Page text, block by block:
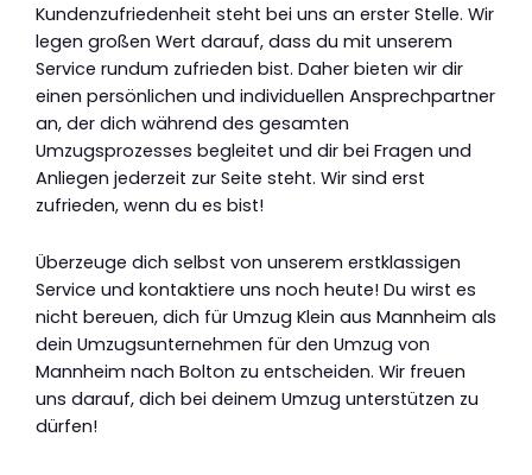
Kundenzufriedenheit steht bei uns an erster Stelle. Wir
legen großen Wert darauf, dass du mit unserem
Service rundum zufrieden bist. Daher bieten wir dir
einen persönlichen und individuellen Ansprechpartner
an, der dich während des gesamten
Umzugsprozesses begleitet und dir bei Fragen und
Anliegen jederzeit zur Seite steht. Wir sind erst
zufrieden, wenn du es bist!
Überzeuge dich selbst von unserem erstklassigen
Service und kontaktiere uns noch heute! Du wirst es
nicht bereuen, dich für Umzug Klein aus Mannheim als
dein Umzugsunternehmen für den Umzug von
Mannheim nach Bolton zu entscheiden. Wir freuen
uns darauf, dich bei deinem Umzug unterstützen zu
dürfen!